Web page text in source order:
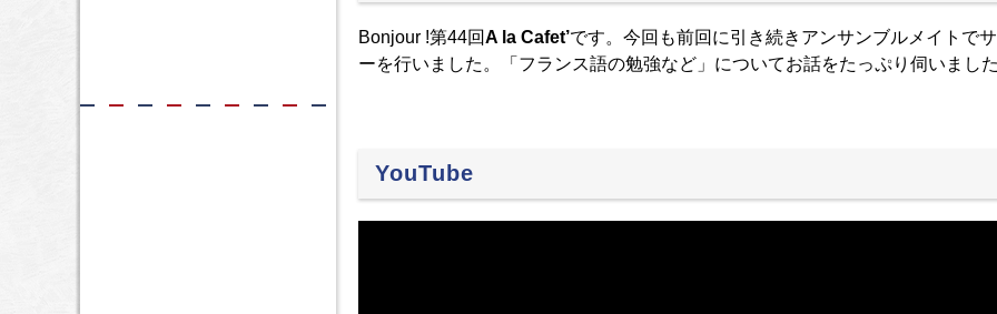
Bonjour !第44回A la Cafet’です。今回も前回に引き続きアンサンブルメイトで
ーを行いました。「フランス語の勉強など」についてお話をたっぷり伺いまし
YouTube